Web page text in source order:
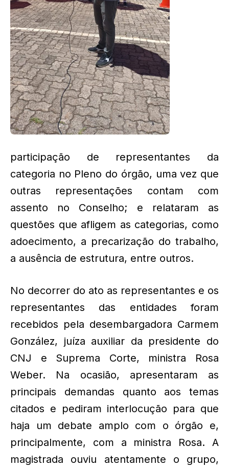
participação de representantes da
categoria no Pleno do órgão, uma vez que
outras representações contam com
assento no Conselho; e relataram as
questões que afligem as categorias, como
adoecimento, a precarização do trabalho,
a ausência de estrutura, entre outros.
No decorrer do ato as representantes e os
representantes das entidades foram
recebidos pela desembargadora Carmem
González, juíza auxiliar da presidente do
CNJ e Suprema Corte, ministra Rosa
Weber. Na ocasião, apresentaram as
principais demandas quanto aos temas
citados e pediram interlocução para que
haja um debate amplo com o órgão e,
principalmente, com a ministra Rosa. A
magistrada ouviu atentamente o grupo,